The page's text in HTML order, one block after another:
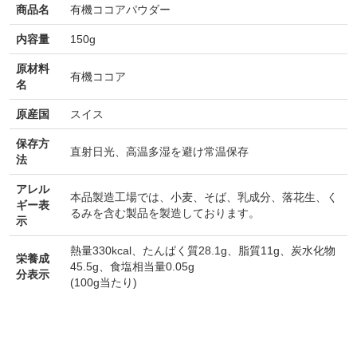
商品名 有機ココアパウダー
内容量 150g
原材料
名
有機ココア
原産国 スイス
保存方
法
直射日光、高温多湿を避け常温保存
アレル
ギー表
示
本品製造工場では、小麦、そば、乳成分、落花生、く
るみを含む製品を製造しております。
栄養成
分表示
熱量330kcal、たんぱく質28.1g、脂質11g、炭水化物
45.5g、食塩相当量0.05g
(100g当たり)